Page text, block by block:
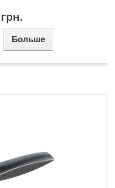
Больше